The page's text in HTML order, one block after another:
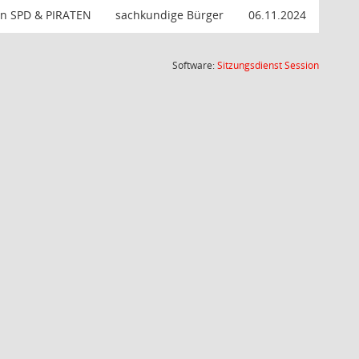
SPD & PIRATEN sachkundige Bürger 06.11.2024
Software:SitzungsdienstSession(Wird in